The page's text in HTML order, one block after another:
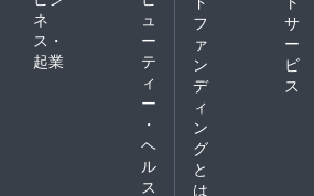
ネ
ス・
起業
ュ
ー
テ
ィ
ー
・
ヘ
ル
ス
フ
ァ
ン
デ
ィ
ン
グ
と
は
サ
ー
ビ
ス